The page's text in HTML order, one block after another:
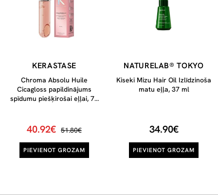
KERASTASE
Chroma Absolu Huile
Cicagloss papildinājums
spīdumu piešķirošai eļļai, 75
40.92€ 51.80€
PIEVIENOT GROZAM
NATURELAB® TOKYO
Kiseki Mizu Hair Oil Izlīdzinoša
matu eļļa, 37 ml
34.90€
PIEVIENOT GROZAM